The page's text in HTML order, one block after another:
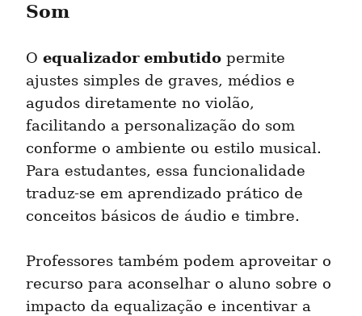
Som
O equalizador embutido permite
ajustes simples de graves, médios e
agudos diretamente no violão,
facilitando a personalização do som
conforme o ambiente ou estilo musical.
Para estudantes, essa funcionalidade
traduz-se em aprendizado prático de
conceitos básicos de áudio e timbre.
Professores também podem aproveitar o
recurso para aconselhar o aluno sobre o
impacto da equalização e incentivar a